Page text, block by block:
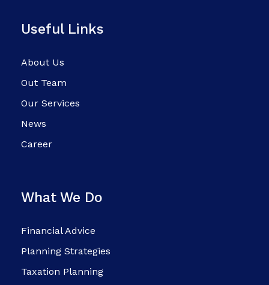
Useful Links
About Us
Out Team
Our Services
News
Career
What We Do
Financial Advice
Planning Strategies
Taxation Planning